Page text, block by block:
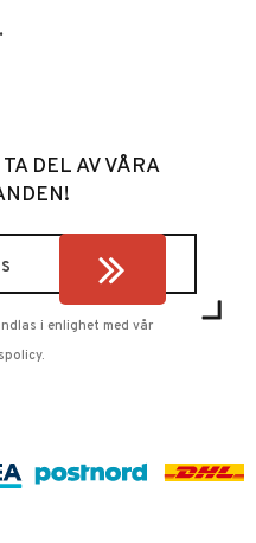
DEL AV VÅRA
i enlighet med vår
.